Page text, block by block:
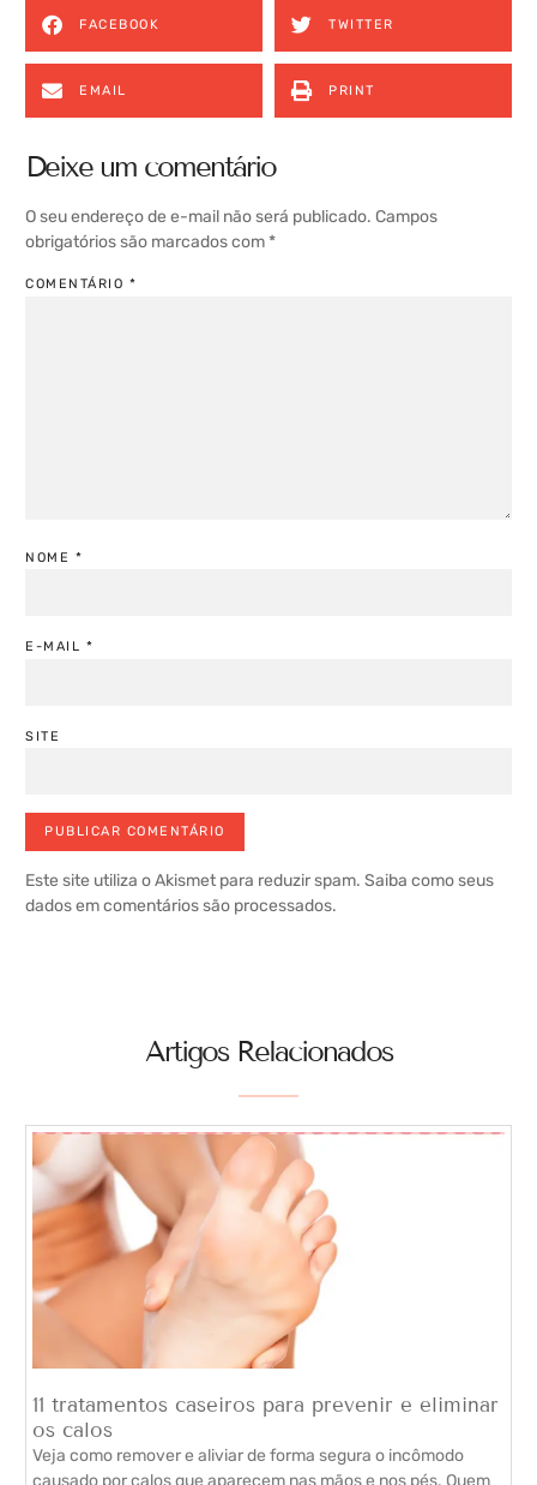
FACEBOOK TWITTER
EMAIL PRINT
Deixe um comentário
O seu endereço de e-mail não será publicado. Campos
obrigatórios são marcados com *
COMENTÁRIO *
NOME *
E-MAIL *
SITE
Este site utiliza o Akismet para reduzir spam. Saiba como seus
dados em comentários são processados.
Artigos Relacionados
11 tratamentos caseiros para prevenir e eliminar
os calos
Veja como remover e aliviar de forma segura o incômodo